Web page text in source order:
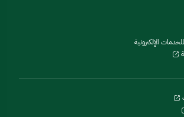
الإلكترونية